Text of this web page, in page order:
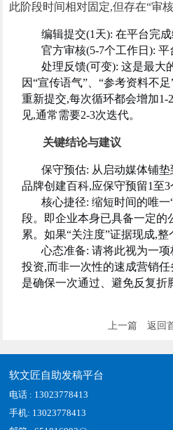
此阶段时间相对固定,但存在“审
编辑提交(1天): 在平台完
官方审核(5-7个工作日): 平
处理反馈(可变): 这是最大
因“宣传语气”、“参考资料不
重新提交,每次循环都会增加
见,通常需要2-3次迭代。
关键结论与建议
保守预估: 从启动媒体铺
品牌创建百科,应保守预留1至3
核心捷径: 缩短时间的唯
段。即企业本身已具备一定的
累。如果“关注度”证据现成,整
心态准备: 请将此视为一
投资,而非一次性的速成营销
是确保一次通过、避免反复折
上一篇 返回
软文匠自助发稿平台
电话 : 13023778413
手机: 13023778413